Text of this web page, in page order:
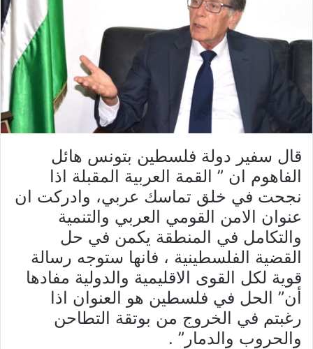
قال سفير دولة فلسطين بتونس هائل
الفاهوم ان ” القمة العربية المقبلة اذا
نجحت في خلق تماسك عربي، وادركت ان
عنوان الامن القومي العربي والتنمية
والتكامل في المنطقة يكمن في حل
القضية الفلسطينية ، فانها ستوجه رسالة
قوية لكل القوى الاقليمية والدولية مفادها
أن” الحل في فلسطين هو العنوان اذا
رغبتم في الخروج من بوتقة التطاحن
والحروب والدمار” .